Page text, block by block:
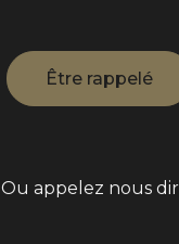
Ou appelez nous